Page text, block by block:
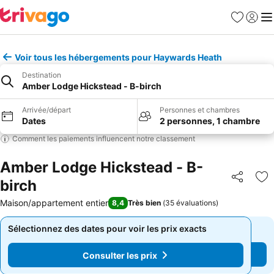
Favoris
Se
Voir tous les hébergements pour Haywards Heath
Destination
Amber Lodge Hickstead - B-birch
Arrivée/départ
Dates
Personnes et chambres
2 personnes, 1 chambre
Comment les paiements influencent notre classement
Amber Lodge Hickstead - B-
birch
Partager
Maison/appartement entier 8,4 Très bien (35 évaluations)
Sélectionnez des dates pour voir les prix exacts
Consulter les prix
Sélectionnez des dates pour voir les prix exacts
Consulter les prix